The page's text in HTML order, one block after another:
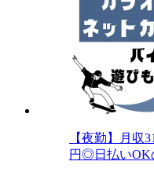
【夜勤】月収
円◎日払いOK